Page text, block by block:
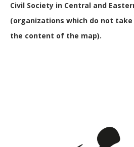
Civil Society in Central and
(organizations which do not
the content of the map).